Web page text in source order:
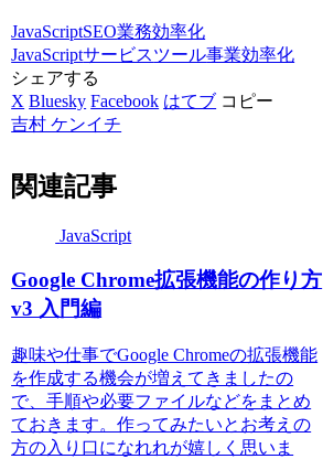
JavaScriptSEO業務効率化
JavaScriptサービスツール事業効率化
シェアする
X Bluesky Facebook はてブ コピー
吉村 ケンイチ
関連記事
JavaScript
Google Chrome拡張機能の作り方
v3 入門編
趣味や仕事でGoogle Chromeの拡張機能
を作成する機会が増えてきましたの
で、手順や必要ファイルなどをまとめ
ておきます。作ってみたいとお考えの
方の入り口になれれが嬉しく思いま